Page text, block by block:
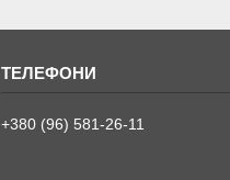
+380 (96) 581-26-11